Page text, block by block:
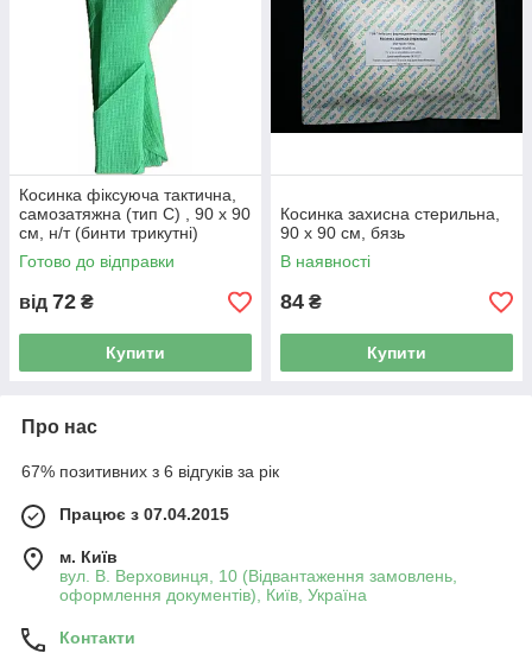
Косинка фіксуюча тактична,
самозатяжна (тип С) , 90 x 90
см, н/т (бинти трикутні)
Готово до відправки
від 72 ₴
Купити
Косинка захисна стерильна,
90 x 90 см, бязь
В наявності
84 ₴
Купити
Про нас
67% позитивних з 6 відгуків за рік
Працює з 07.04.2015
м. Київ
вул. В. Верховинця, 10 (Відвантаження замовлень,
оформлення документів), Київ, Україна
Контакти